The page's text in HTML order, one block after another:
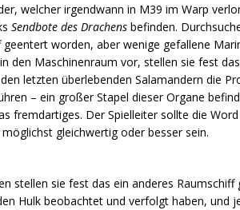
welcher irgendwann in M39 im Warp
Sendbote des Drachens befinden.
worden, aber wenige gefallene
den Maschinenraum vor, stellen sie fest
letzten überlebenden Salamandern die
– ein großer Stapel dieser Organe
fremdartiges. Der Spielleiter sollte die
gleichwertig oder besser sein.
stellen sie fest das ein anderes Raumschiff
Hulk beobachtet und verfolgt haben, und